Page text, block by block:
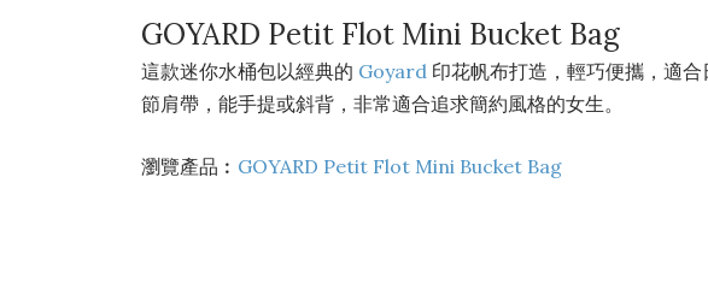
GOYARD Petit Flot Mini Bucket Bag
這款迷你水桶包以經典的 Goyard 印花帆布打造，輕巧便攜，適
節肩帶，能手提或斜背，非常適合追求簡約風格的女生。​
瀏覽產品︰ GOYARD Petit Flot Mini Bucket Bag